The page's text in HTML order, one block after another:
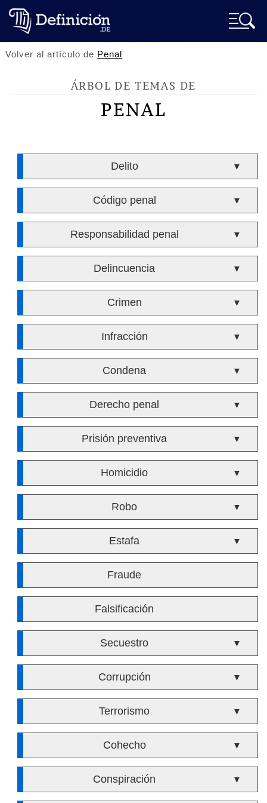
Volver al artículo de Penal
ÁRBOL DE TEMAS DE
PENAL
Delito ▼
Código penal ▼
Responsabilidad penal ▼
Delincuencia ▼
Crimen ▼
Infracción ▼
Condena ▼
Derecho penal ▼
Prisión preventiva ▼
Homicidio ▼
Robo ▼
Estafa ▼
Fraude
Falsificación
Secuestro ▼
Corrupción ▼
Terrorismo ▼
Cohecho ▼
Conspiración ▼